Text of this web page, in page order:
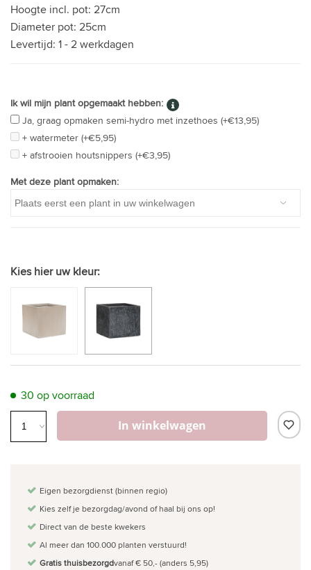
Hoogte incl. pot: 27cm
Diameter pot: 25cm
Levertijd: 1 - 2 werkdagen
Ik wil mijn plant opgemaakt hebben:
Ja, graag opmaken semi-hydro met inzethoes (+€13,95)
+ watermeter (+€5,95)
+ afstrooien houtsnippers (+€3,95)
Met deze plant opmaken:
Kies hier uw kleur:
30 op voorraad
In winkelwagen
Eigen bezorgdienst (binnen regio)
Kies zelf je bezorgdag/avond of haal bij ons op!
Direct van de beste kwekers
Al meer dan 100.000 planten verstuurd!
Gratis thuisbezorgdvanaf € 50,- (anders 5,95)